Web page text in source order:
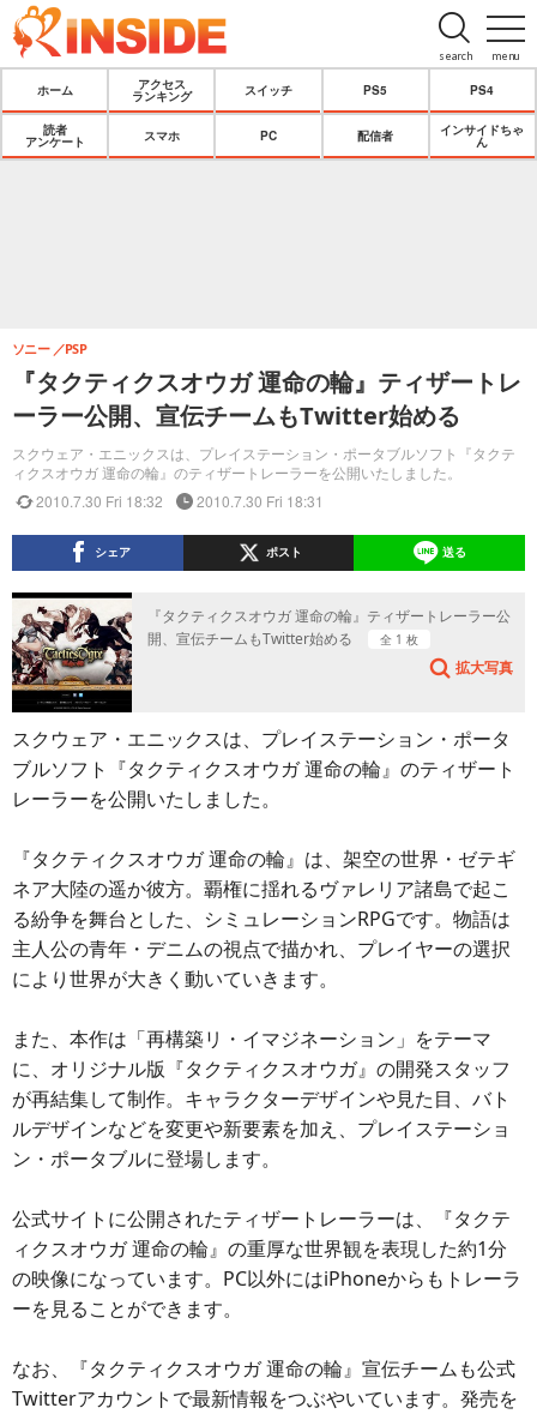
menu
search
ホーム
アクセス
ランキング
スイッチ PS5 PS4
読者
アンケート
スマホ PC 配信者
インサイドちゃ
ん
『タクティクスオウガ 運命の輪』ティザートレ
ーラー公開、宣伝チームもTwitter始める
スクウェア・エニックスは、プレイステーション・ポータブルソフト『タクテ
ィクスオウガ 運命の輪』のティザートレーラーを公開いたしました。
ソニー PSP
2010.7.30 Fri 18:32 2010.7.30 Fri 18:31
シェア ポスト 送る
『タクティクスオウガ 運命の輪』ティザートレーラー公
開、宣伝チームもTwitter始める
全 1 枚
拡大写真
スクウェア・エニックスは、プレイステーション・ポータ
ブルソフト『タクティクスオウガ 運命の輪』のティザート
レーラーを公開いたしました。
『タクティクスオウガ 運命の輪』は、架空の世界・ゼテギ
ネア大陸の遥か彼方。覇権に揺れるヴァレリア諸島で起こ
る紛争を舞台とした、シミュレーションRPGです。物語は
主人公の青年・デニムの視点で描かれ、プレイヤーの選択
により世界が大きく動いていきます。
また、本作は「再構築リ・イマジネーション」をテーマ
に、オリジナル版『タクティクスオウガ』の開発スタッフ
が再結集して制作。キャラクターデザインや見た目、バト
ルデザインなどを変更や新要素を加え、プレイステーショ
ン・ポータブルに登場します。
公式サイトに公開されたティザートレーラーは、『タクテ
ィクスオウガ 運命の輪』の重厚な世界観を表現した約1分
の映像になっています。PC以外にはiPhoneからもトレーラ
ーを見ることができます。
なお、『タクティクスオウガ 運命の輪』宣伝チームも公式
Twitterアカウントで最新情報をつぶやいています。発売を